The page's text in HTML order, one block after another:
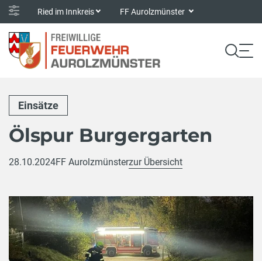
Ried im Innkreis FF Aurolzmünster
Einsätze
Ölspur Burgergarten
28.10.2024FF Aurolzmünsterzur Übersicht